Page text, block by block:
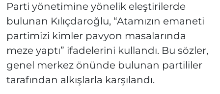
Parti yönetimine yönelik eleştirilerde
bulunan Kılıçdaroğlu, “Atamızın emaneti
partimizi kimler pavyon masalarında
meze yaptı” ifadelerini kullandı. Bu sözler,
genel merkez önünde bulunan partililer
tarafından alkışlarla karşılandı.